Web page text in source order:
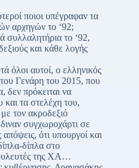
ποιοι υπέγραφαν τα
αρχηγών το ‘92;
συλλαλητήρια το ‘92,
και κάθε λογής
όλοι αυτοί, ο ελληνικός
Γενάρη του 2015, που
δεν πρόκειται να
τα στελέχη του,
τον ακροδεξιό
συγχωροχάρτι σε
απόψεις, ότι υπουργοί και
δίπλα στο
της ΧΑ…